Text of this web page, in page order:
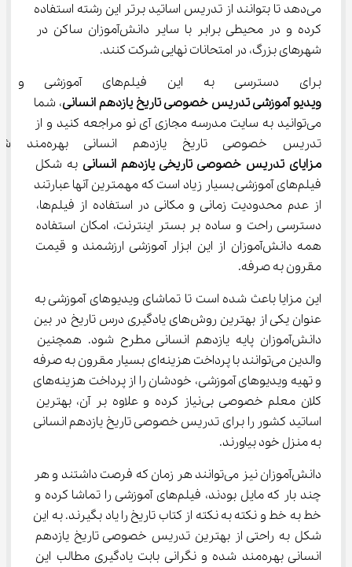
می‌دهد تا بتوانند از تدریس اساتید برتر این رشته استفاده
کرده و در محیطی برابر با سایر دانش‌آموزان ساکن در
شهرهای بزرگ، در امتحانات نهایی شرکت کنند.
برای دسترسی به این فیلم‌های آموزشی و به طور ویژه،
ویدیو آموزشی تدریس خصوصی تاریخ یازدهم انسانی، شما
می‌توانید به سایت مدرسه مجازی آی نو مراجعه کنید و از
تدریس خصوصی تاریخ یازدهم انسانی بهره‌مند شوید.
مزایای تدریس خصوصی تاریخی یازدهم انسانی به شکل
فیلم‌های آموزشی بسیار زیاد است که مهمترین آنها عبارتند
از عدم محدودیت زمانی و مکانی در استفاده از فیلم‌ها،
دسترسی راحت و ساده بر بستر اینترنت، امکان استفاده
همه دانش‌آموزان از این ابزار آموزشی ارزشمند و قیمت
مقرون به صرفه.
این مزایا باعث شده است تا تماشای ویدیوهای آموزشی به
عنوان یکی از بهترین روش‌های یادگیری درس تاریخ در بین
دانش‌آموزان پایه یازدهم انسانی مطرح شود. همچنین
والدین می‌توانند با پرداخت هزینه‌ای بسیار مقرون به صرفه
و تهیه ویدیوهای آموزشی، خودشان را از پرداخت هزینه‌های
کلان معلم خصوصی بی‌نیاز کرده و علاوه بر آن، بهترین
اساتید کشور را برای تدریس خصوصی تاریخ یازدهم انسانی
به منزل خود بیاورند.
دانش‌آموزان نیز می‌توانند هر زمان که فرصت داشتند و هر
چند بار که مایل بودند، فیلم‌های آموزشی را تماشا کرده و
خط به خط و نکته به نکته از کتاب تاریخ را یاد بگیرند. به این
شکل به راحتی از بهترین تدریس خصوصی تاریخ یازدهم
انسانی بهره‌مند شده و نگرانی بابت یادگیری مطالب این